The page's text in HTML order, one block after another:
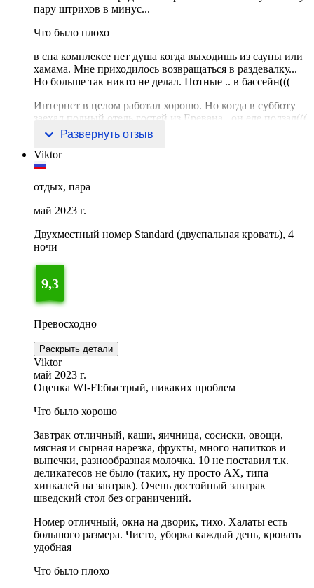
пару штрихов в минус...
Что было плохо
в спа комплексе нет душа когда выходишь из сауны или
хамама. Мне приходилось возвращаться в раздевалку...
Но больше так никто не делал. Потные .. в бассейн(((
Интернет в целом работал хорошо. Но когда в субботу
заехал полный отель гостей из Еревана.. он еле ползал(((
надо ставит
Развернуть отзыв
Viktor
отдых, пара
май 2023 г.
Двухместный номер Standard (двуспальная кровать), 4
ночи
9,3
Превосходно
Раскрыть детали
Viktor
май 2023 г.
Оценка WI-FI:быстрый, никаких проблем
Что было хорошо
Завтрак отличный, каши, яичница, сосиски, овощи,
мясная и сырная нарезка, фрукты, много напитков и
выпечки, разнообразная молочка. 10 не поставил т.к.
деликатесов не было (таких, ну просто АХ, типа
хинкалей на завтрак). Очень достойный завтрак
шведский стол без ограничений.
Номер отличный, окна на дворик, тихо. Халаты есть
большого размера. Чисто, уборка каждый день, кровать
удобная
Что было плохо